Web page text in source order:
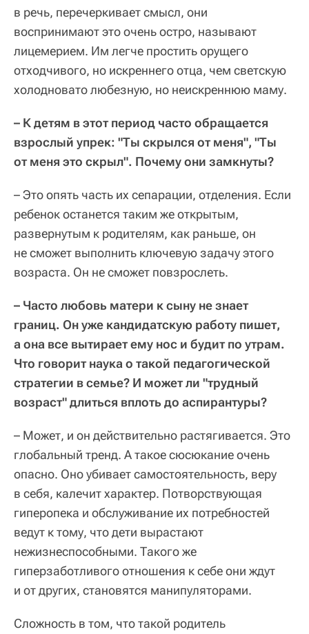
в речь, перечеркивает смысл, они
воспринимают это очень остро, называют
лицемерием. Им легче простить орущего
отходчивого, но искреннего отца, чем светскую
холодновато любезную, но неискреннюю маму.
– К детям в этот период часто обращается
взрослый упрек: "Ты скрылся от меня", "Ты
от меня это скрыл". Почему они замкнуты?
– Это опять часть их сепарации, отделения. Если
ребенок останется таким же открытым,
развернутым к родителям, как раньше, он
не сможет выполнить ключевую задачу этого
возраста. Он не сможет повзрослеть.
– Часто любовь матери к сыну не знает
границ. Он уже кандидатскую работу пишет,
а она все вытирает ему нос и будит по утрам.
Что говорит наука о такой педагогической
стратегии в семье? И может ли "трудный
возраст" длиться вплоть до аспирантуры?
– Может, и он действительно растягивается. Это
глобальный тренд. А такое сюсюкание очень
опасно. Оно убивает самостоятельность, веру
в себя, калечит характер. Потворствующая
гиперопека и обслуживание их потребностей
ведут к тому, что дети вырастают
нежизнеспособными. Такого же
гиперзаботливого отношения к себе они ждут
и от других, становятся манипуляторами.
Сложность в том, что такой родитель